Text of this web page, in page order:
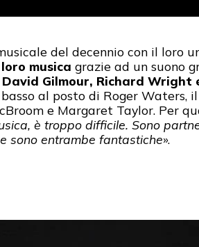
del decennio con il loro
musica grazie ad un suono
David Gilmour, Richard Wright
al posto di Roger Waters,
e Margaret Taylor. Per
è troppo difficile. Sono
sono entrambe fantastiche».